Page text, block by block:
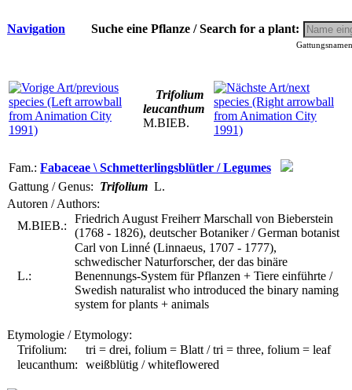
Navigation Suche eine Pflanze / Search for a plant:
Trifolium
leucanthum
M.BIEB.
Fam.: Fabaceae \ Schmetterlingsblütler / Legumes
Gattung / Genus: Trifolium L.
Autoren / Authors:
M.BIEB.:
Friedrich August Freiherr Marschall von Bieberstein
(1768 - 1826), deutscher Botaniker / German botanist
L.:
Carl von Linné (Linnaeus, 1707 - 1777),
schwedischer Naturforscher, der das binäre
Benennungs-System für Pflanzen + Tiere einführte /
Swedish naturalist who introduced the binary naming
system for plants + animals
Etymologie / Etymology:
Trifolium:
tri = drei, folium = Blatt / tri = three, folium = leaf
leucanthum:
weißblütig / whiteflowered